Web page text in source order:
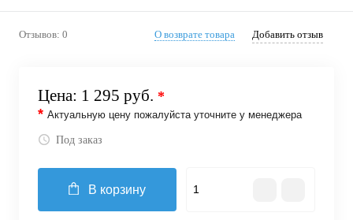
Отзывов: 0 О возврате товара Добавить отзыв
Цена: 1 295 руб. *
* Актуальную цену пожалуйста уточните у менеджера
Под заказ
В корзину